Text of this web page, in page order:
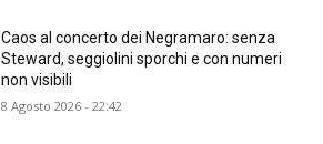
Caos al concerto dei Negramaro: senza
Steward, seggiolini sporchi e con numeri
non visibili
8 Agosto 2026 - 22:42